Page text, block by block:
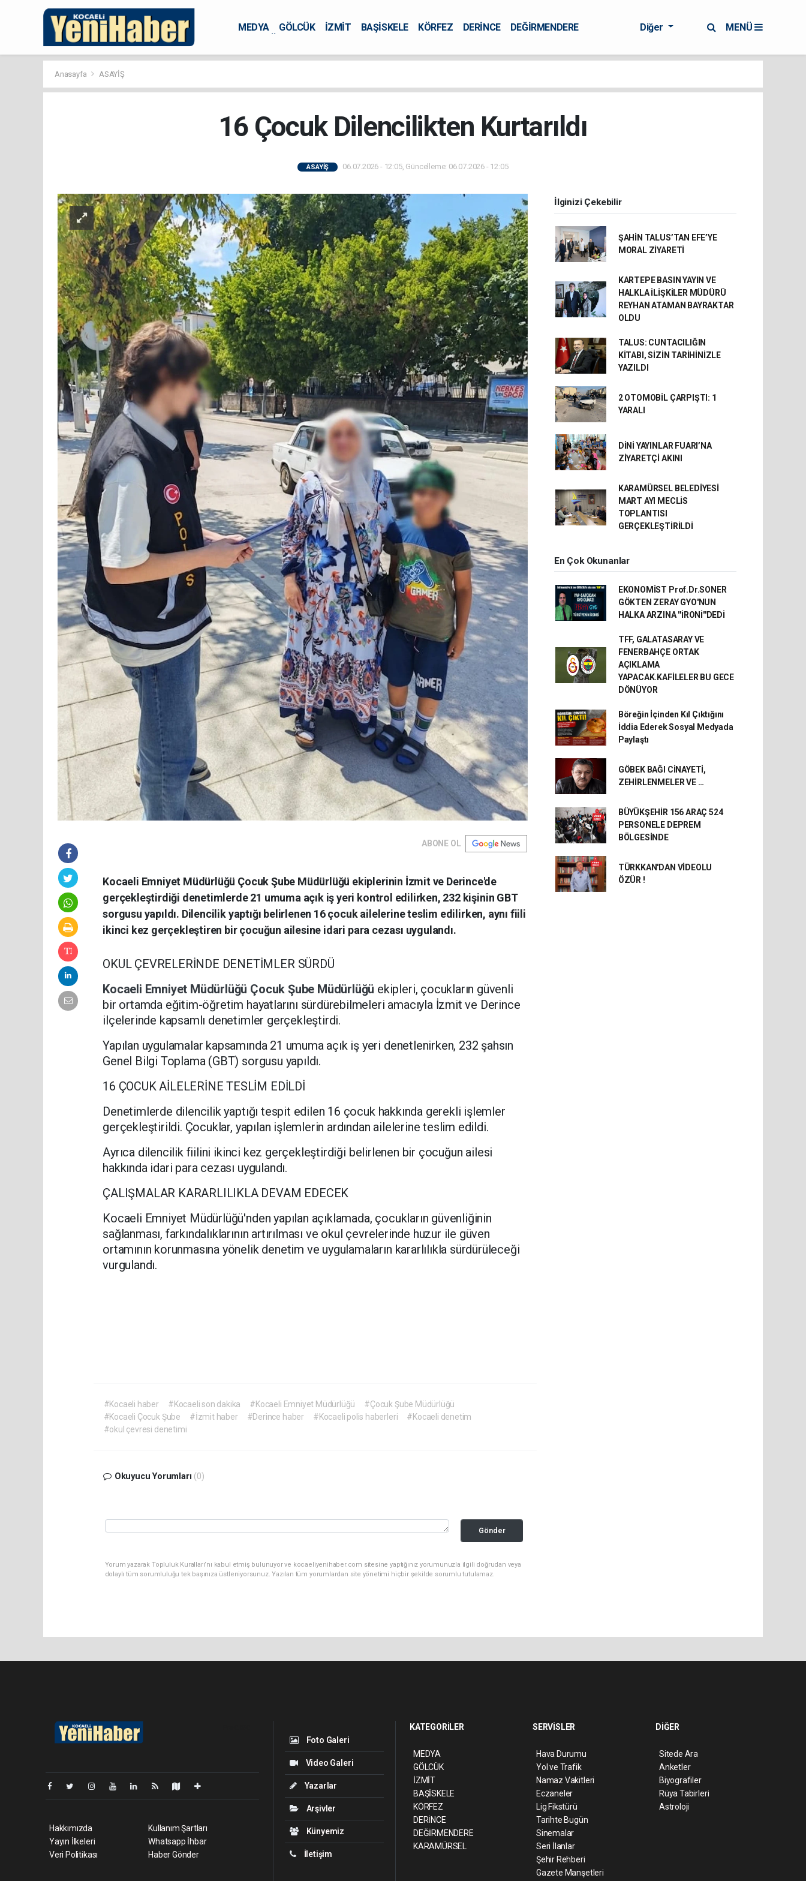
MEDYA GÖLCÜK İZMİT BAŞİSKELE KÖRFEZ DERİNCE
DEĞİRMENDERE
Diğer MENÜ
Anasayfa ASAYİŞ
16 Çocuk Dilencilikten Kurtarıldı
ASAYİŞ 06.07.2026 - 12:05, Güncelleme: 06.07.2026 - 12:05
ABONE OL
Kocaeli Emniyet Müdürlüğü Çocuk Şube Müdürlüğü ekiplerinin İzmit ve Derince'de
gerçekleştirdiği denetimlerde 21 umuma açık iş yeri kontrol edilirken, 232 kişinin GBT
sorgusu yapıldı. Dilencilik yaptığı belirlenen 16 çocuk ailelerine teslim edilirken, aynı fiili
ikinci kez gerçekleştiren bir çocuğun ailesine idari para cezası uygulandı.
OKUL ÇEVRELERİNDE DENETİMLER SÜRDÜ
Kocaeli Emniyet Müdürlüğü Çocuk Şube Müdürlüğü ekipleri, çocukların güvenli
bir ortamda eğitim-öğretim hayatlarını sürdürebilmeleri amacıyla İzmit ve Derince
ilçelerinde kapsamlı denetimler gerçekleştirdi.
Yapılan uygulamalar kapsamında 21 umuma açık iş yeri denetlenirken, 232 şahsın
Genel Bilgi Toplama (GBT) sorgusu yapıldı.
16 ÇOCUK AİLELERİNE TESLİM EDİLDİ
Denetimlerde dilencilik yaptığı tespit edilen 16 çocuk hakkında gerekli işlemler
gerçekleştirildi. Çocuklar, yapılan işlemlerin ardından ailelerine teslim edildi.
Ayrıca dilencilik fiilini ikinci kez gerçekleştirdiği belirlenen bir çocuğun ailesi
hakkında idari para cezası uygulandı.
ÇALIŞMALAR KARARLILIKLA DEVAM EDECEK
Kocaeli Emniyet Müdürlüğü'nden yapılan açıklamada, çocukların güvenliğinin
sağlanması, farkındalıklarının artırılması ve okul çevrelerinde huzur ile güven
ortamının korunmasına yönelik denetim ve uygulamaların kararlılıkla sürdürüleceği
vurgulandı.
#Kocaeli haber #Kocaeli son dakika #Kocaeli Emniyet Müdürlüğü
#Çocuk Şube Müdürlüğü
#Kocaeli Çocuk Şube
#İzmit haber #Derince haber #Kocaeli polis haberleri
#Kocaeli denetim
#okul çevresi denetimi
Okuyucu Yorumları (0)
Gönder
Yorum yazarak Topluluk Kuralları’nı kabul etmiş bulunuyor ve kocaeliyenihaber.com sitesine yaptığınız yorumunuzla ilgili doğrudan veya
dolaylı tüm sorumluluğu tek başınıza üstleniyorsunuz. Yazılan tüm yorumlardan site yönetimi hiçbir şekilde sorumlu tutulamaz.
İlginizi Çekebilir
ŞAHİN TALUS’TAN EFE’YE
MORAL ZİYARETİ
KARTEPE BASIN YAYIN VE
HALKLA İLİŞKİLER MÜDÜRÜ
REYHAN ATAMAN BAYRAKTAR
OLDU
TALUS: CUNTACILIĞIN
KİTABI, SİZİN TARİHİNİZLE
YAZILDI
2 OTOMOBİL ÇARPIŞTI: 1
YARALI
DİNİ YAYINLAR FUARI’NA
ZİYARETÇİ AKINI
KARAMÜRSEL BELEDİYESİ
MART AYI MECLİS
TOPLANTISI
GERÇEKLEŞTİRİLDİ
En Çok Okunanlar
EKONOMİST Prof.Dr.SONER
GÖKTEN ZERAY GYO'NUN
HALKA ARZINA ''İRONİ''DEDİ
TFF, GALATASARAY VE
FENERBAHÇE ORTAK
AÇIKLAMA
YAPACAK.KAFİLELER BU GECE
DÖNÜYOR
Böreğin İçinden Kıl Çıktığını
İddia Ederek Sosyal Medyada
Paylaştı
GÖBEK BAĞI CİNAYETİ,
ZEHİRLENMELER VE …
BÜYÜKŞEHİR 156 ARAÇ 524
PERSONELE DEPREM
BÖLGESİNDE
TÜRKKAN'DAN VİDEOLU
ÖZÜR !
Hakkımızda
Yayın İlkeleri
Veri Politikası
Kullanım Şartları
Whatsapp İhbar
Haber Gönder
Foto Galeri
Video Galeri
Yazarlar
Arşivler
Künyemiz
İletişim
KATEGORİLER
MEDYA
GÖLCÜK
İZMİT
BAŞİSKELE
KÖRFEZ
DERİNCE
DEĞİRMENDERE
KARAMÜRSEL
SERVİSLER
Hava Durumu
Yol ve Trafik
Namaz Vakitleri
Eczaneler
Lig Fikstürü
Tarihte Bugün
Sinemalar
Seri İlanlar
Şehir Rehberi
Gazete Manşetleri
DİĞER
Sitede Ara
Anketler
Biyografiler
Rüya Tabirleri
Astroloji